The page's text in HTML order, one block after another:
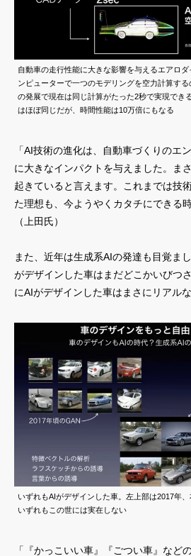
自動車の走行性能に大きな影響を与えるエアロ
ンピューターで一つのモデリングを空力計算す
の発展で現在は同じ計算がたった2秒で実現でき
はほぼ同じだが、時間性能は10万倍にもなる
「AI技術の進化は、自動車づくりのエ
に大きなインパクトを与えました。ま
起きていると言えます。これまでは技
た理想も、今ようやくカタチにできる
（上田氏）
また、近年は生成系AIの発達も目覚ま
がデザインした車はまだどこかいびつ
にAIがデザインした車はまさにリアル
いずれもAIがデザインした車。左上部は2017年、
いずれもこの世には実在しない
「『かっこいい車』『ごつい車』など